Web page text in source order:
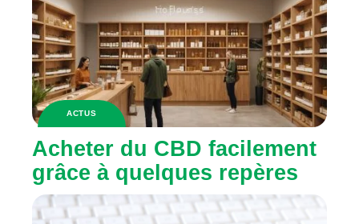
ACTUS
Acheter du CBD facilement
grâce à quelques repères